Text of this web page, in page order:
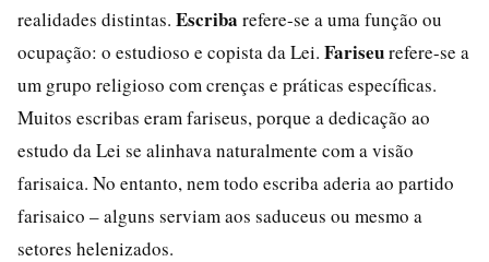
realidades distintas. Escriba refere-se a uma função ou
ocupação: o estudioso e copista da Lei. Fariseurefere-se a
um grupo religioso com crenças e práticas específicas.
Muitos escribas eram fariseus, porque a dedicação ao
estudo da Lei se alinhava naturalmente com a visão
farisaica. No entanto, nem todo escriba aderia ao partido
farisaico – alguns serviam aos saduceus ou mesmo a
setores helenizados.